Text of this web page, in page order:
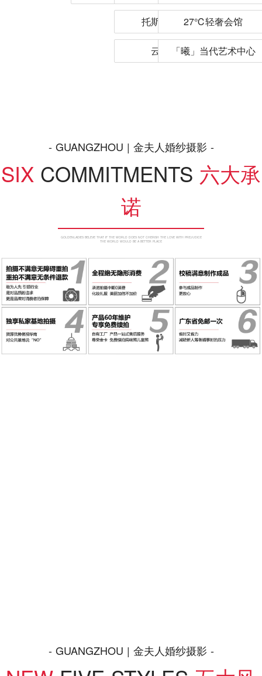
托斯卡纳庄园
云上外景
27℃轻奢会馆
「曦」当代艺术中心
- GUANGZHOU | 金夫人婚纱摄影 -
SIX COMMITMENTS 六大承
诺
GOLDENLADIES BELEVE THAT IF THE WORLD DOES NOT CHERISH THE LOVE WITH PREJUDICE
THE WORLD WOULD BE A BETTER PLACE
- GUANGZHOU | 金夫人婚纱摄影 -